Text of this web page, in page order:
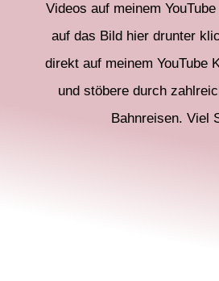
Videos auf meinem
auf das Bild hier drunter
direkt auf meinem YouTube
und stöbere durch
Bahnreisen. Viel